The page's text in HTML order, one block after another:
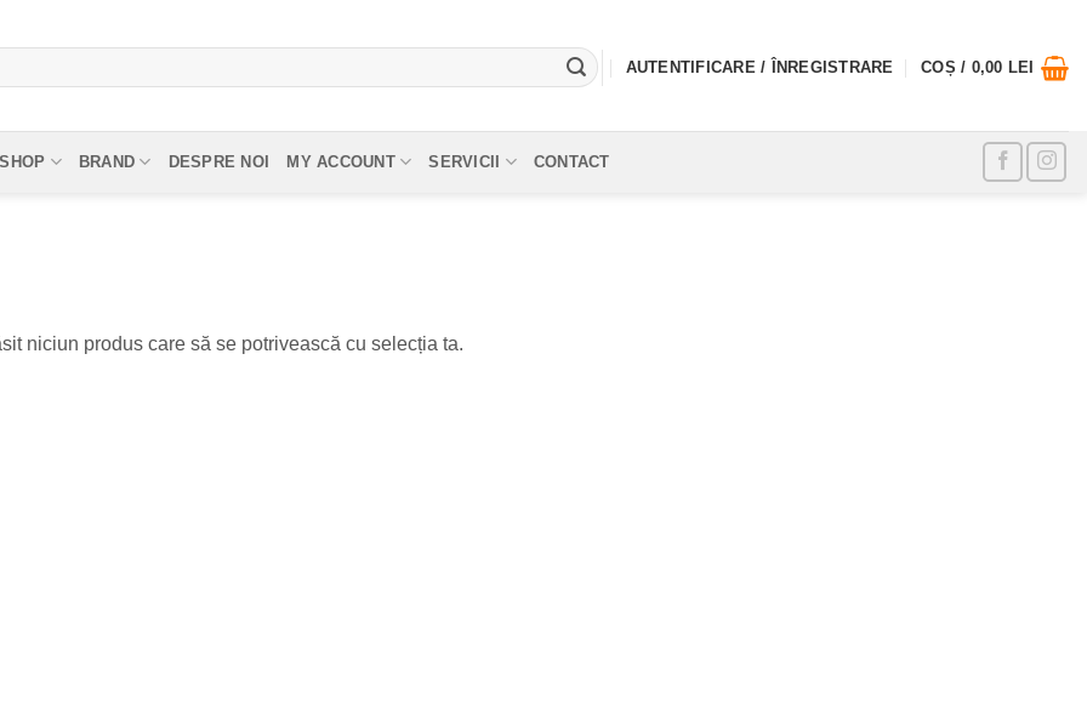
AUTENTIFICARE / ÎNREGISTRARE COȘ / 0,00 LEI
SHOP BRAND DESPRE NOI MY ACCOUNT SERVICII CONTACT
niciun produs care să se potrivească cu selecția ta.